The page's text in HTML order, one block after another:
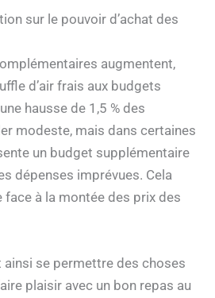
sur le pouvoir d’achat des
augmentent,
d’air frais aux budgets
hausse de 1,5 % des
modeste, mais dans certaines
un budget supplémentaire
dépenses imprévues. Cela
à la montée des prix des
ainsi se permettre des choses
plaisir avec un bon repas au